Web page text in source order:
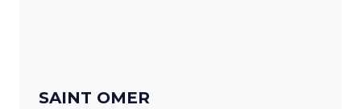
SAINT OMER